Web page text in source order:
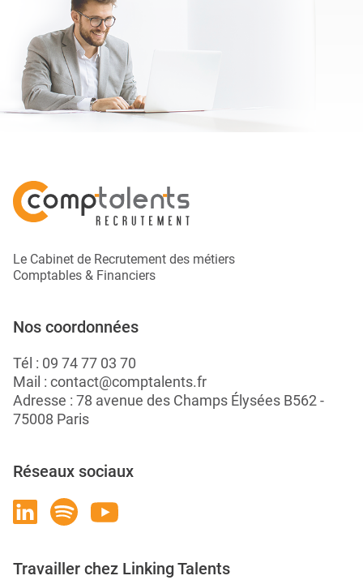
Le Cabinet de Recrutement des métiers
Comptables & Financiers
Nos coordonnées
Tél : 09 74 77 03 70
Mail : contact@comptalents.fr
Adresse : 78 avenue des Champs Élysées B562 -
75008 Paris
Réseaux sociaux
Travailler chez Linking Talents